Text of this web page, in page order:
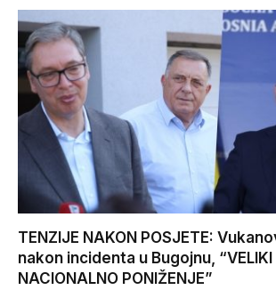
TENZIJE NAKON POSJETE:
nakon incidenta u Bugojnu, “VELIKI
NACIONALNO PONIŽENJE”